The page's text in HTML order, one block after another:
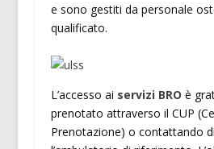
e sono gestiti da personale
qualificato.
L’accesso ai servizi BRO è
prenotato attraverso il CUP
Prenotazione) o contattando